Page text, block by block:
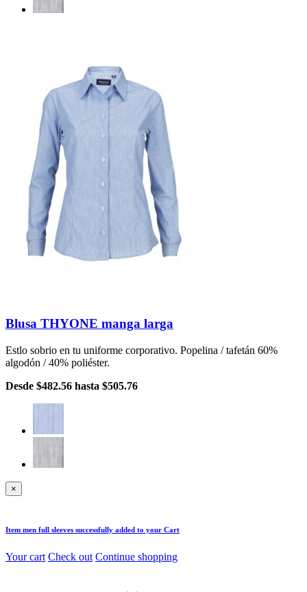
Blusa THYONE manga larga
Estlo sobrio en tu uniforme corporativo. Popelina / tafetán 60%
algodón / 40% poliéster.
Desde $482.56 hasta $505.76
×
Item men full sleeves successfully added to your Cart
Your cart Check out Continue shopping